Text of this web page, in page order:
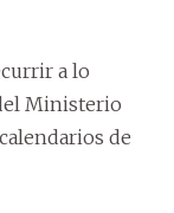
a lo
Ministerio
de